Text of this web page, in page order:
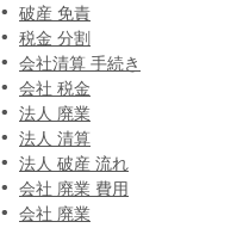
破産 免責
税金 分割
会社清算 手続き
会社 税金
法人 廃業
法人 清算
法人 破産 流れ
会社 廃業 費用
会社 廃業